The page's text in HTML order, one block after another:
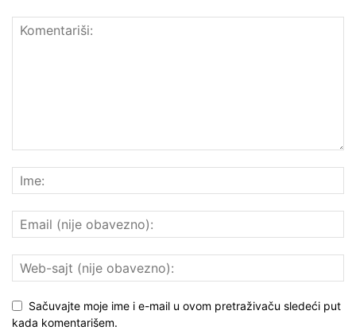
Sačuvajte moje ime i e-mail u ovom pretraživaču sledeći put
kada komentarišem.